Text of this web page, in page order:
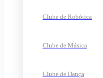
Clube de Robótica
Clube de Música
Clube de Dança